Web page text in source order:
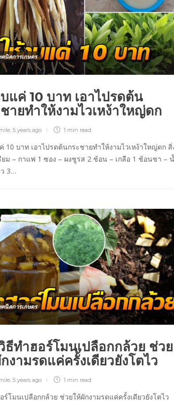
คนิคการเกษตร
แค่ 10 บาท เอาไปรดต้น
ายทำให้งามไวเหง้าใหญ่ดก
, 5 years ago 1 min read
10 บาท เอาไปรดต้นกระชายทำให้งามไวเหง้าใหญ่ดก สิ่
ยม – กาแฟ 1 ซอง – ผงชูรส 2 ช้อน – เกลือ 1 ช้อนชา –
3…
คนิคการเกษตร
ธีทำฮอร์โมนเปลือกกล้วย ช่วย
งามรดแค่ครั้งเดียวยังโตไว
, 5 years ago 1 min read
ร์โมนเปลือกกล้วย ช่วยให้ผักงามรดแค่ครั้งเดียวยังโตไว